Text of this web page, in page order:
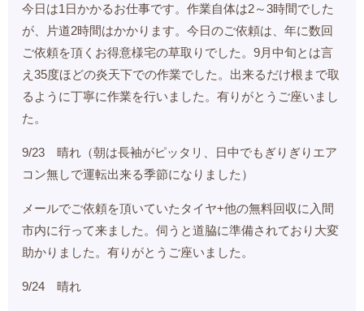
今日は1日かかるお仕事です。作業自体は2～3時間でした
が、片道2時間はかかります。今日のご依頼は、年に数回
ご依頼を頂くお得意様宅の草取りでした。9月中旬とは言
え35度ほどの炎天下での作業でした。出来るだけ根まで取
るように丁寧に作業を行いました。有りがとうご座いまし
た。
9/23 晴れ（朝は長袖がピッタリ、日中でもぎりぎりエア
コン無しで運転出来る季節になりました）
メールでご依頼を頂いていたタイヤ+他の無料回収に入間
市内に行って来ました。伺うと道脇に準備されており大変
助かりました。有りがとうご座いました。
9/24 晴れ